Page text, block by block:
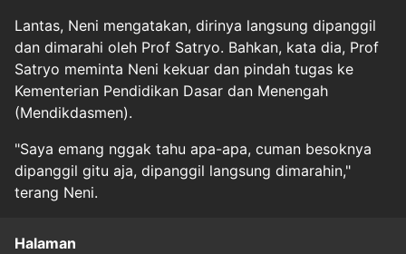
Lantas, Neni mengatakan, dirinya langsung dipanggil
dan dimarahi oleh Prof Satryo. Bahkan, kata dia, Prof
Satryo meminta Neni kekuar dan pindah tugas ke
Kementerian Pendidikan Dasar dan Menengah
(Mendikdasmen).
"Saya emang nggak tahu apa-apa, cuman besoknya
dipanggil gitu aja, dipanggil langsung dimarahin,"
terang Neni.
Halaman